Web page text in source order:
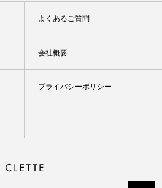
よくあるご質問
会社概要
プライバシーポリシー